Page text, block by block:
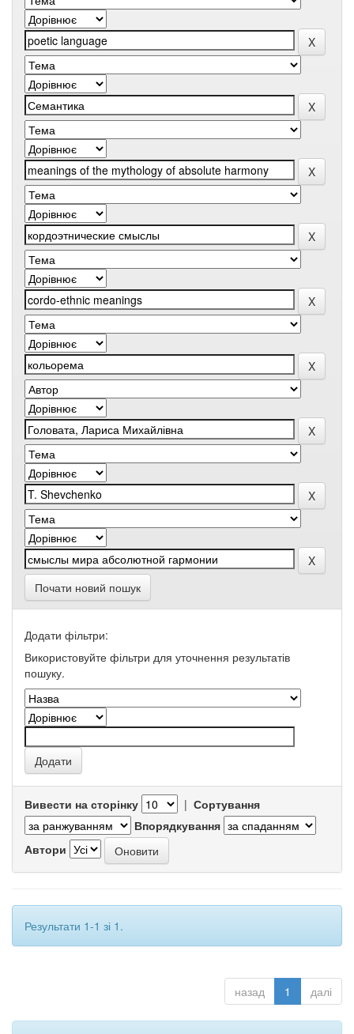
Почати новий пошук
Додати фільтри:
Використовуйте фільтри для уточнення результатів
пошуку.
Вивести на сторінку | Сортування
Впорядкування
Автори
Результати 1-1 зі 1.
назад 1 далі